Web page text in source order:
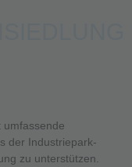
umfassende
der Industriepark-
zu unterstützen.